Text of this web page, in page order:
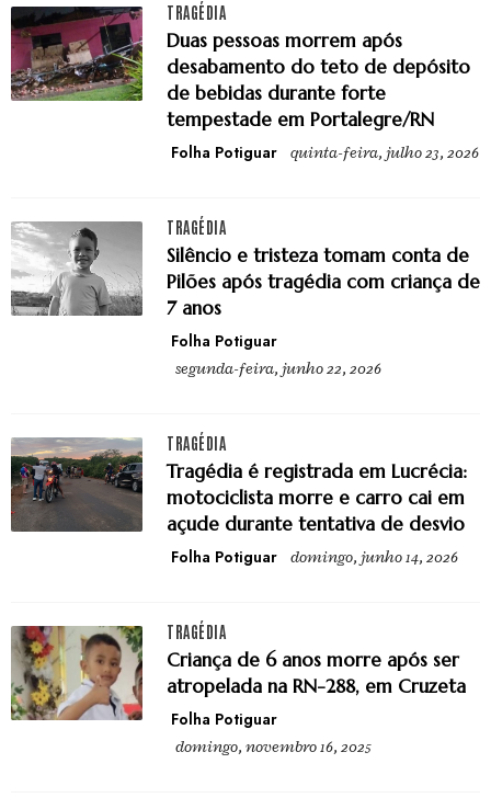
TRAGÉDIA
Duas pessoas morrem após
desabamento do teto de depósito
de bebidas durante forte
tempestade em Portalegre/RN
Folha Potiguar quinta-feira, julho 23, 2026
TRAGÉDIA
Silêncio e tristeza tomam conta de
Pilões após tragédia com criança de
7 anos
Folha Potiguar
segunda-feira, junho 22, 2026
TRAGÉDIA
Tragédia é registrada em Lucrécia:
motociclista morre e carro cai em
açude durante tentativa de desvio
Folha Potiguar domingo, junho 14, 2026
TRAGÉDIA
Criança de 6 anos morre após ser
atropelada na RN-288, em Cruzeta
Folha Potiguar
domingo, novembro 16, 2025